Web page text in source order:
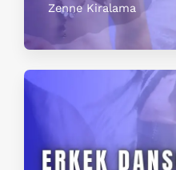
Zenne Kiralama